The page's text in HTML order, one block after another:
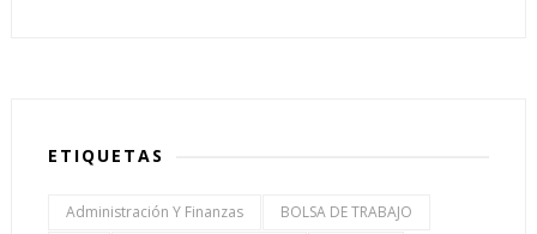
ETIQUETAS
Administración Y Finanzas
BOLSA DE TRABAJO